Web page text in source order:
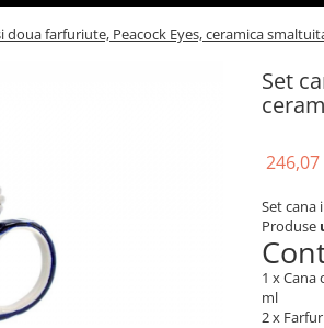
doua farfuriute, Peacock Eyes, ceramica
Set
246,07
Set cana
Produse
1 x Cana
ml
2 x